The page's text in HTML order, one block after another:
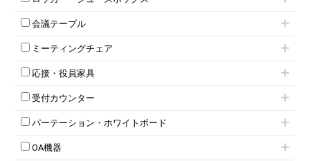
ローキャビネット
両開きキャビネット
上下連結キャビネット
軽量ラック（スチールラック）
収納家具その他
両開書庫
ラテラル書庫
1人用ロッカー
2人用ロッカー
3人用ロッカー
5人用ロッカー
8人用ロッカー
多人数ロッカー
ダイヤル錠ロッカー
会議テーブル
ミーティングテーブル
スタッキングテーブル
ネスティングテーブル
カウンターテーブル
T字脚テーブル
会議テーブルW1200～
ミーティングチェア
キャスター付きミーティングチェア
スタッキングミーティングチェア
テーブル付きミーティングチェア
折りたたみミーティングチェア
ハイチェア
応接・役員家具
応接セット
応接ソファ
応接チェア
応接・役員家具その他
受付カウンター
ハイカウンター
ローカウンター
ラウンジカウンター
パーテーション・ホワイトボード
パーテーション
自立タイプパーテーション
OA機器